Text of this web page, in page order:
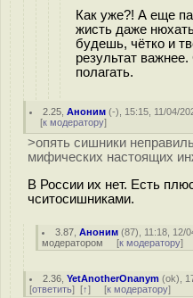
Как уже?! А еще
жисть даже
будешь, чётко и
результат
полагать.
2.25 ,Аноним (-), 15:15, 11/04/
[к модератору]
>опять сишники
мифических настоящих
В России их нет. Есть
чситосишниками.
3.87 ,Аноним (87), 11:18, 12/
модератором [к модератору]
2.36 ,YetAnotherOnanym (ok),
[ответить] [↑] [к модератору]